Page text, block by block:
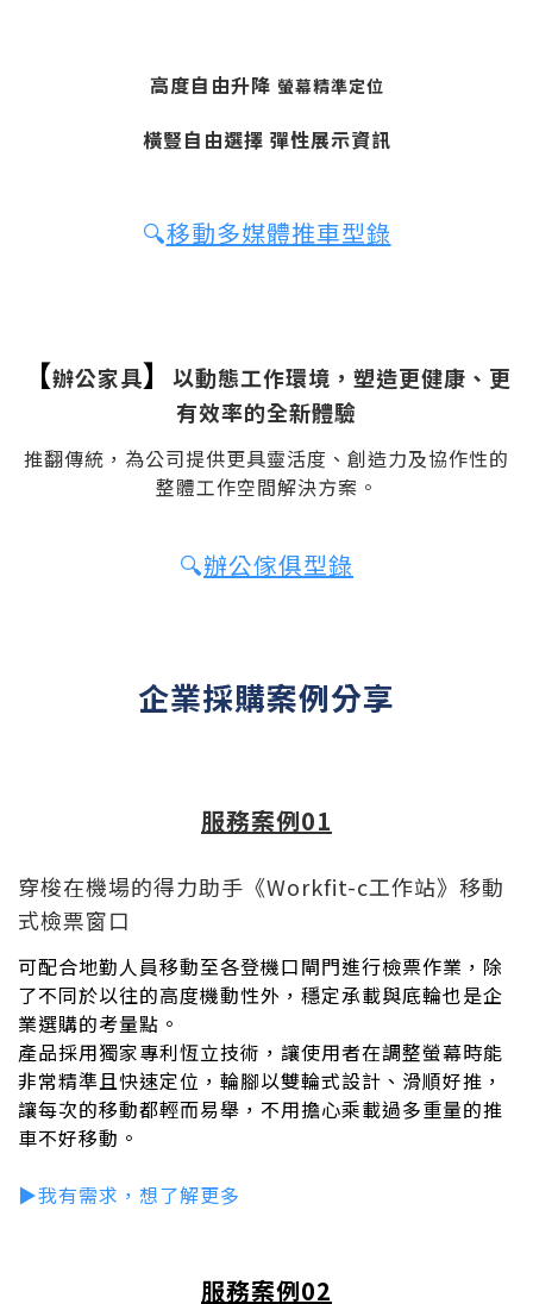
高度自由升降 螢幕精準定位
橫豎自由選擇 彈性展示資訊
🔍移動多媒體推車型錄
【辦公家具】
以動態工作環境，塑造更健康、更
有效率的全新體驗
推翻傳統，為公司提供更具靈活度、創造力及協作性的
整體工作空間解決方案。
🔍辦公傢俱型錄
​企業採購案例分享
服務案例01
穿梭在機場的得力助手《Workfit-c工作站》移動
式檢票窗口
可配合地勤人員移動至各登機口閘門進行檢票作業，除
了不同於以往的高度機動性外，穩定承載與底輪也是企
業選購的考量點。
產品採用獨家專利恆立技術，讓使用者在調整螢幕時能
非常精準且快速定位，輪腳以雙輪式設計、滑順好推，
讓每次的移動都輕而易舉，不用擔心乘載過多重量的推
車不好移動。
▶︎我有需求，想了解更多
服務案例02